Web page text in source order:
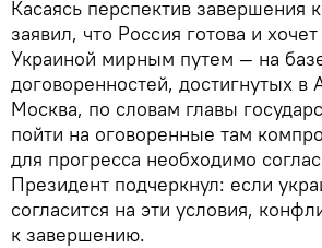
Касаясь перспектив завершения
заявил, что Россия готова и
Украиной мирным путем — на
договоренностей, достигнутых в
Москва, по словам главы
пойти на оговоренные там
для прогресса необходимо
Президент подчеркнул: если
согласится на эти условия,
к завершению.